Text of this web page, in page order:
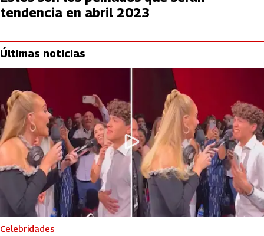
tendencia en abril 2023
Últimas noticias
Celebridades